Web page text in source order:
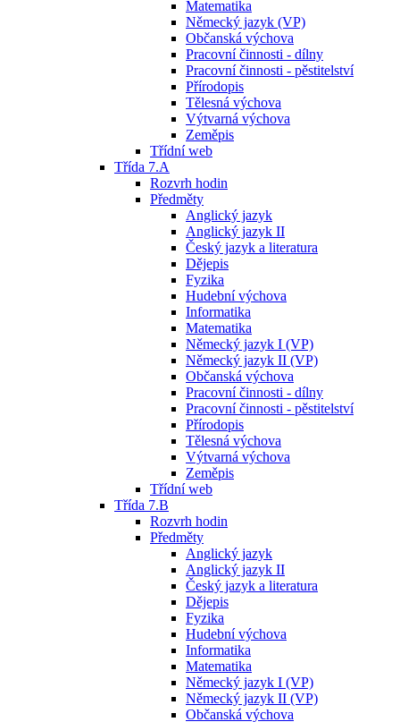
Matematika
Německý jazyk (VP)
Občanská výchova
Pracovní činnosti - dílny
Pracovní činnosti - pěstitelství
Přírodopis
Tělesná výchova
Výtvarná výchova
Zeměpis
Třídní web
Třída 7.A
Rozvrh hodin
Předměty
Anglický jazyk
Anglický jazyk II
Český jazyk a literatura
Dějepis
Fyzika
Hudební výchova
Informatika
Matematika
Německý jazyk I (VP)
Německý jazyk II (VP)
Občanská výchova
Pracovní činnosti - dílny
Pracovní činnosti - pěstitelství
Přírodopis
Tělesná výchova
Výtvarná výchova
Zeměpis
Třídní web
Třída 7.B
Rozvrh hodin
Předměty
Anglický jazyk
Anglický jazyk II
Český jazyk a literatura
Dějepis
Fyzika
Hudební výchova
Informatika
Matematika
Německý jazyk I (VP)
Německý jazyk II (VP)
Občanská výchova